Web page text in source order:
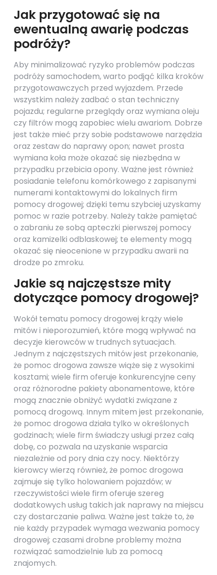
Jak przygotować się na
ewentualną awarię podczas
podróży?
Aby minimalizować ryzyko problemów podczas
podróży samochodem, warto podjąć kilka kroków
przygotowawczych przed wyjazdem. Przede
wszystkim należy zadbać o stan techniczny
pojazdu; regularne przeglądy oraz wymiana oleju
czy filtrów mogą zapobiec wielu awariom. Dobrze
jest także mieć przy sobie podstawowe narzędzia
oraz zestaw do naprawy opon; nawet prosta
wymiana koła może okazać się niezbędna w
przypadku przebicia opony. Ważne jest również
posiadanie telefonu komórkowego z zapisanymi
numerami kontaktowymi do lokalnych firm
pomocy drogowej; dzięki temu szybciej uzyskamy
pomoc w razie potrzeby. Należy także pamiętać
o zabraniu ze sobą apteczki pierwszej pomocy
oraz kamizelki odblaskowej; te elementy mogą
okazać się nieocenione w przypadku awarii na
drodze po zmroku.
Jakie są najczęstsze mity
dotyczące pomocy drogowej?
Wokół tematu pomocy drogowej krąży wiele
mitów i nieporozumień, które mogą wpływać na
decyzje kierowców w trudnych sytuacjach.
Jednym z najczęstszych mitów jest przekonanie,
że pomoc drogowa zawsze wiąże się z wysokimi
kosztami; wiele firm oferuje konkurencyjne ceny
oraz różnorodne pakiety abonamentowe, które
mogą znacznie obniżyć wydatki związane z
pomocą drogową. Innym mitem jest przekonanie,
że pomoc drogowa działa tylko w określonych
godzinach; wiele firm świadczy usługi przez całą
dobę, co pozwala na uzyskanie wsparcia
niezależnie od pory dnia czy nocy. Niektórzy
kierowcy wierzą również, że pomoc drogowa
zajmuje się tylko holowaniem pojazdów; w
rzeczywistości wiele firm oferuje szereg
dodatkowych usług takich jak naprawy na miejscu
czy dostarczanie paliwa. Ważne jest także to, że
nie każdy przypadek wymaga wezwania pomocy
drogowej; czasami drobne problemy można
rozwiązać samodzielnie lub za pomocą
znajomych.